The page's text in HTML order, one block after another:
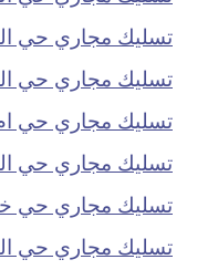
تسليك مجاري حي
تسليك مجاري حي
تسليك مجاري حي
تسليك مجاري حي
تسليك مجاري حي
تسليك مجاري حي